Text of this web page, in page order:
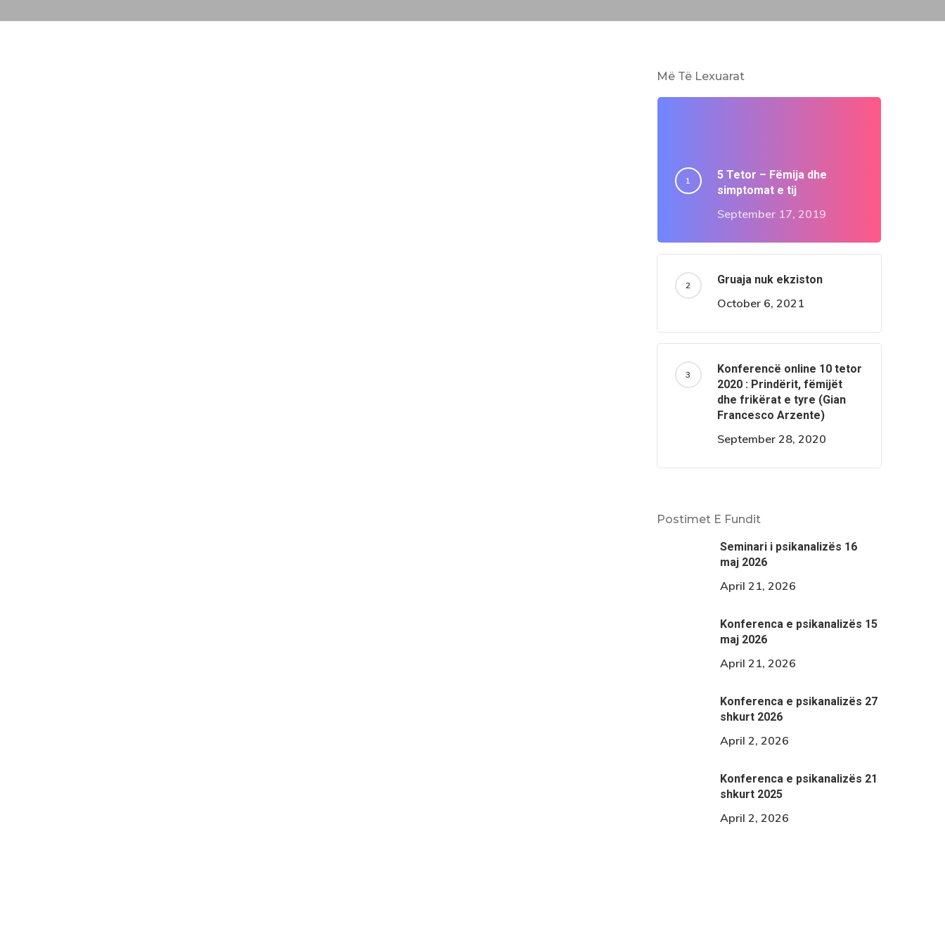
Më Të Lexuarat
5 Tetor – Fëmija dhe
simptomat e tij
September 17, 2019
Gruaja nuk ekziston
October 6, 2021
Konferencë online 10 tetor
2020 : Prindërit, fëmijët
dhe frikërat e tyre (Gian
Francesco Arzente)
September 28, 2020
Postimet E Fundit
Seminari i psikanalizës 16
maj 2026
April 21, 2026
Konferenca e psikanalizës 15
maj 2026
April 21, 2026
Konferenca e psikanalizës 27
shkurt 2026
April 2, 2026
Konferenca e psikanalizës 21
shkurt 2025
April 2, 2026